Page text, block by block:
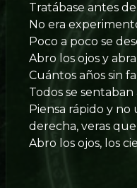
Tratábase antes
No era
Poco a poco se
Abro los ojos y
Cuántos años sin
Todos se
Piensa rápido y no
derecha, veras
Abro los ojos, los